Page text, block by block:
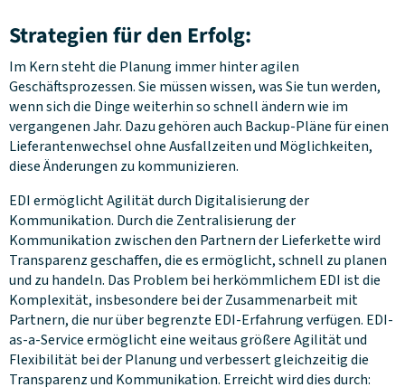
Strategien für den Erfolg:
Im Kern steht die Planung immer hinter agilen
Geschäftsprozessen. Sie müssen wissen, was Sie tun werden,
wenn sich die Dinge weiterhin so schnell ändern wie im
vergangenen Jahr. Dazu gehören auch Backup-Pläne für einen
Lieferantenwechsel ohne Ausfallzeiten und Möglichkeiten,
diese Änderungen zu kommunizieren.
EDI ermöglicht Agilität durch Digitalisierung der
Kommunikation. Durch die Zentralisierung der
Kommunikation zwischen den Partnern der Lieferkette wird
Transparenz geschaffen, die es ermöglicht, schnell zu planen
und zu handeln. Das Problem bei herkömmlichem EDI ist die
Komplexität, insbesondere bei der Zusammenarbeit mit
Partnern, die nur über begrenzte EDI-Erfahrung verfügen. EDI-
as-a-Service ermöglicht eine weitaus größere Agilität und
Flexibilität bei der Planung und verbessert gleichzeitig die
Transparenz und Kommunikation. Erreicht wird dies durch: